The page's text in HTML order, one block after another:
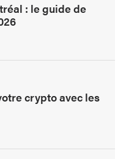
: le guide de
crypto avec les